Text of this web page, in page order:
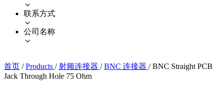
联系方式
公司名称
首页 / Products / 射频连接器 / BNC 连接器 / BNC Straight PCB
Jack Through Hole 75 Ohm